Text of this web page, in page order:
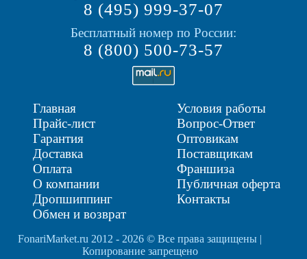
8 (495) 999-37-07
Бесплатный номер по России:
8 (800) 500-73-57
Главная
Прайс-лист
Гарантия
Доставка
Оплата
О компании
Дропшиппинг
Обмен и возврат
Условия работы
Вопрос-Ответ
Оптовикам
Поставщикам
Франшиза
Публичная оферта
Контакты
FonariMarket.ru 2012 - 2026 © Все права защищены |
Копирование запрещено